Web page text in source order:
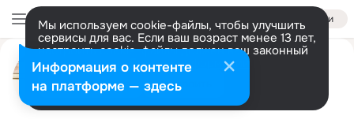
Войти
Мы используем cookie-файлы, чтобы улучшить
сервисы для вас. Если ваш возраст менее 13 лет,
настроить cookie-файлы должен ваш законный
представитель. Больше информации
Разрешить все Настроить
Андрей Гуменный
Ярославль 15 ноября Подробнее
Информация о контенте
на платформе — здесь